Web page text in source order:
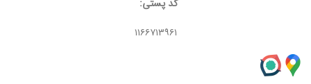
کد پستی:
۱۱۶۶۷۱۳۹۶۱